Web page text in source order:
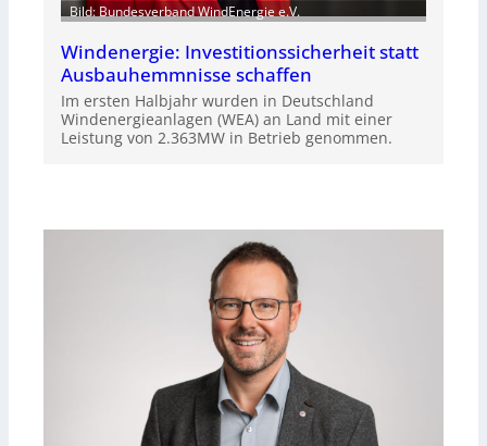
Bild: Bundesverband WindEnergie e.V.
Windenergie: Investitionssicherheit statt
Ausbauhemmnisse schaffen
Im ersten Halbjahr wurden in Deutschland
Windenergieanlagen (WEA) an Land mit einer
Leistung von 2.363MW in Betrieb genommen.